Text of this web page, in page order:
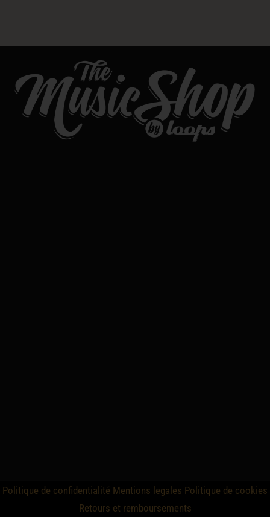
Politique de confidentialité Mentions legales Politique de cookies
Retours et remboursements